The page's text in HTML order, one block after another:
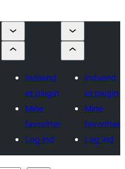
Indsend
et plugin
Mine
favoritter
Log ind
Indsend
et plugin
Mine
favoritter
Log ind